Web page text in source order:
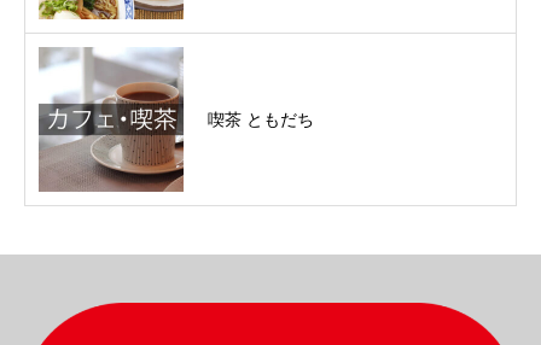
喫茶 ともだち